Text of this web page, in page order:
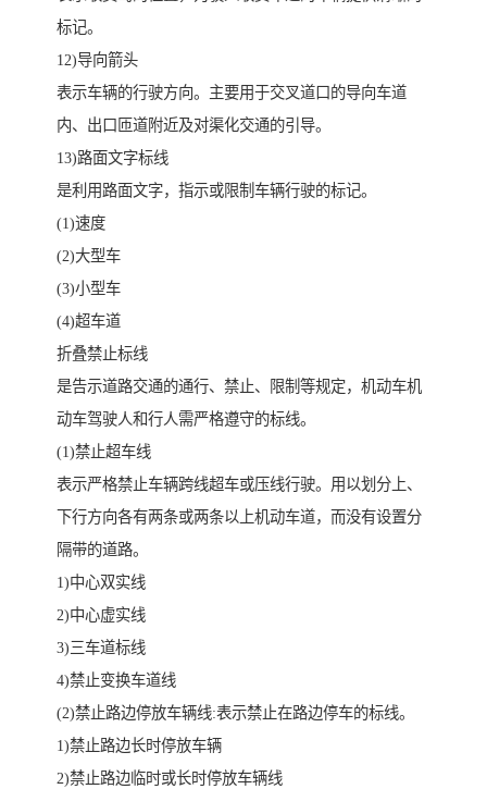
标记。
12)导向箭头
表示车辆的行驶方向。主要用于交叉道口的导向车道
内、出口匝道附近及对渠化交通的引导。
13)路面文字标线
是利用路面文字，指示或限制车辆行驶的标记。
(1)速度
(2)大型车
(3)小型车
(4)超车道
折叠禁止标线
是告示道路交通的通行、禁止、限制等规定，机动车机
动车驾驶人和行人需严格遵守的标线。
(1)禁止超车线
表示严格禁止车辆跨线超车或压线行驶。用以划分上、
下行方向各有两条或两条以上机动车道，而没有设置分
隔带的道路。
1)中心双实线
2)中心虚实线
3)三车道标线
4)禁止变换车道线
(2)禁止路边停放车辆线:表示禁止在路边停车的标线。
1)禁止路边长时停放车辆
2)禁止路边临时或长时停放车辆线